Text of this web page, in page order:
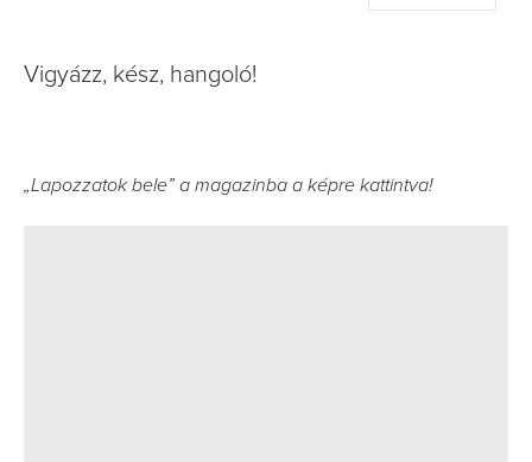
Vigyázz, kész, hangoló!
„Lapozzatok bele” a magazinba a képre kattintva!